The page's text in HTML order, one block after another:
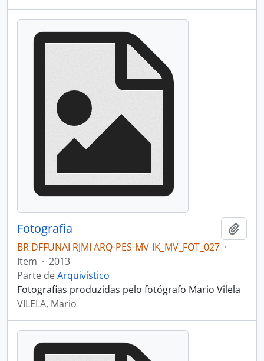
Fotografia
BR DFFUNAI RJMI ARQ-PES-MV-IK_MV_FOT_027 ·
Item · 2013
Parte deArquivístico
Fotografias produzidas pelo fotógrafo Mario Vilela
VILELA, Mario